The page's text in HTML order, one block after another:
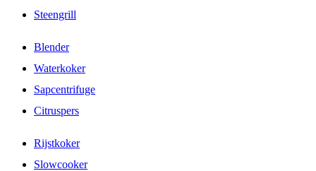
Steengrill
Blender
Waterkoker
Sapcentrifuge
Citruspers
Rijstkoker
Slowcooker